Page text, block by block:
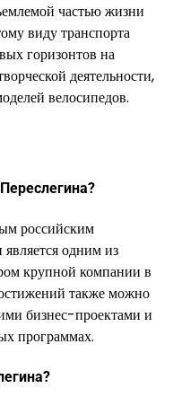
частью жизни
виду транспорта
горизонтов на
деятельности,
велосипедов.
российским
одним из
крупной компании в
также можно
бизнес-проектами и
программах.